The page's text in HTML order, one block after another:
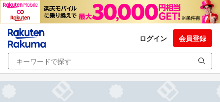
ログイン 会員登録